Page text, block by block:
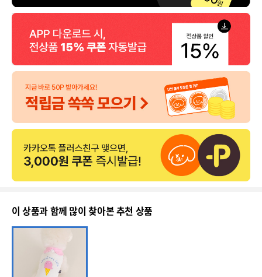
이 상품과 함께 많이 찾아본 추천 상품